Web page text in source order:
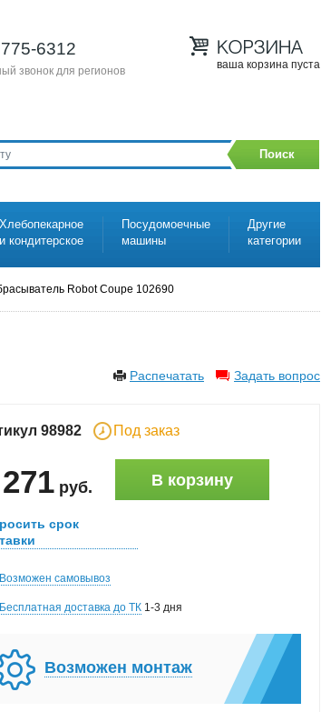
6312
звонок для регионов ваша корзина пуста
Поиск
Хлебопекарное
и кондитерское
Посудомоечные
машины
Другие
категории
Robot Coupe 102690
Распечатать Задать вопрос
98982 Под заказ
руб. В корзину
срок
Возможен самовывоз
Бесплатная доставка до ТК 1-3 дня
Возможен монтаж